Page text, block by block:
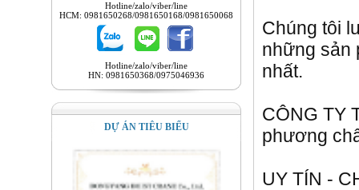
Hotline/zalo/viber/line
HCM: 0981650268/0981650168/0981650068
Hotline/zalo/viber/line
HN: 0981650368/0975046936
DỰ ÁN TIÊU BIỂU
Chúng tôi
những sản
nhất.
CÔNG TY
phương
UY TÍN -